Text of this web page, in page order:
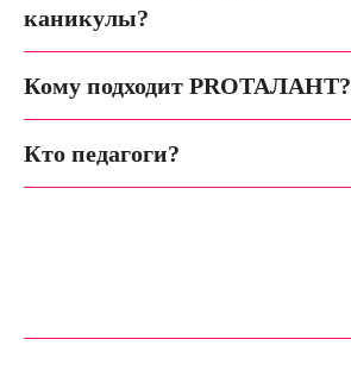
каникулы?
Кому подходит PROТАЛАНТ?
Кто педагоги?